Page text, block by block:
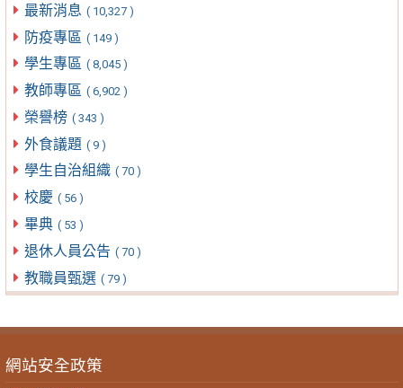
最新消息 ( 10,327 )
防疫專區 ( 149 )
學生專區 ( 8,045 )
教師專區 ( 6,902 )
榮譽榜 ( 343 )
外食議題 ( 9 )
學生自治組織 ( 70 )
校慶 ( 56 )
畢典 ( 53 )
退休人員公告 ( 70 )
教職員甄選 ( 79 )
網站安全政策